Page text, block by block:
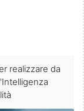
realizzare da